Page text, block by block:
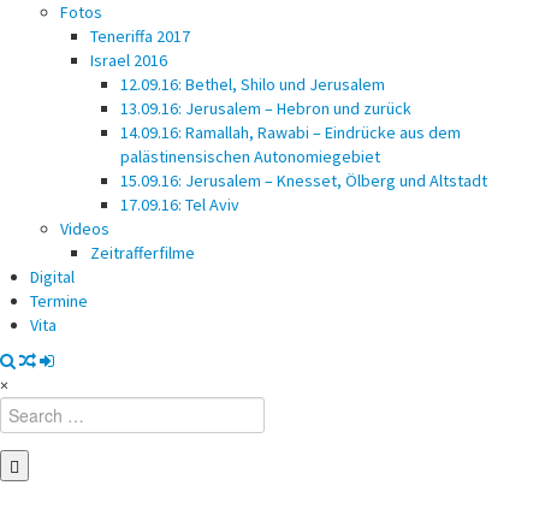
Fotos
Teneriffa 2017
Israel 2016
12.09.16: Bethel, Shilo und Jerusalem
13.09.16: Jerusalem – Hebron und zurück
14.09.16: Ramallah, Rawabi – Eindrücke aus dem
palästinensischen Autonomiegebiet
15.09.16: Jerusalem – Knesset, Ölberg und Altstadt
17.09.16: Tel Aviv
Videos
Zeitrafferfilme
Digital
Termine
Vita
×
Search
for: